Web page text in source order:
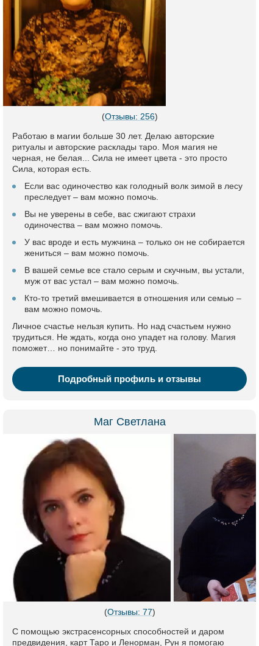
(Отзывы: 256)
Работаю в магии больше 30 лет. Делаю авторские
ритуалы и авторские расклады таро. Моя магия не
черная, не белая... Сила не имеет цвета - это просто
Сила, которая есть.
Если вас одиночество как голодный волк зимой в лесу
преследует – вам можно помочь.
Вы не уверены в себе, вас сжигают страхи
одиночества – вам можно помочь.
У вас вроде и есть мужчина – только он не собирается
жениться – вам можно помочь.
В вашей семье все стало серым и скучным, вы устали,
муж от вас устал – вам можно помочь.
Кто-то третий вмешивается в отношения или семью –
вам можно помочь.
Личное счастье нельзя купить. Но над счастьем нужно
трудиться. Не ждать, когда оно упадет на голову. Магия
поможет… но понимайте - это труд.
Подробный профиль и отзывы
Маг Светлана
(Отзывы: 77)
С помощью экстрасенсорных способностей и даром
предвидения, карт Таро и Ленорман, Рун я помогаю